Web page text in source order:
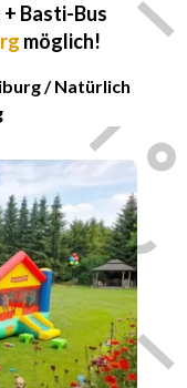
+ Basti-Bus
möglich!
/ Natürlich